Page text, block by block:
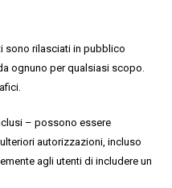
sono rilasciati in pubblico
ognuno per qualsiasi scopo.
– possono essere
autorizzazioni, incluso
agli utenti di includere un